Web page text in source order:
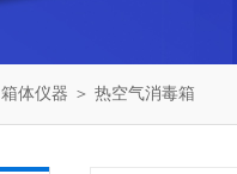
箱体仪器 ＞ 热空气消毒箱